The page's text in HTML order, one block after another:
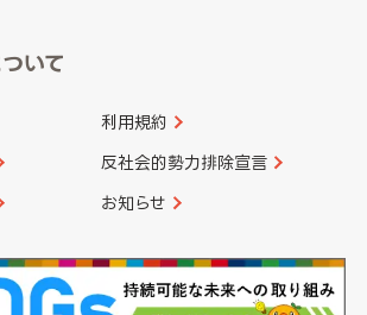
いて
利用規約
反社会的勢力排除宣言
お知らせ